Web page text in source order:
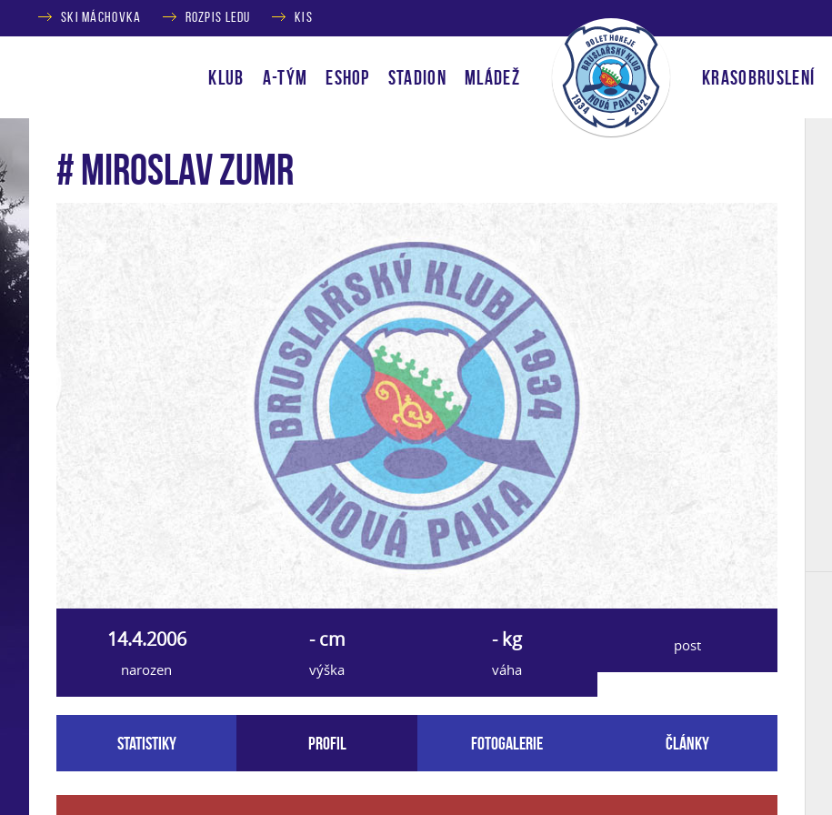
SKI MÁCHOVKA ROZPIS LEDU KIS
KLUB A-TÝM ESHOP STADION MLÁDEŽ KRASOBRUSLENÍ
# Miroslav Zumr
14.4.2006
narozen
- cm
výška
- kg
váha
post
Statistiky Profil Fotogalerie Články